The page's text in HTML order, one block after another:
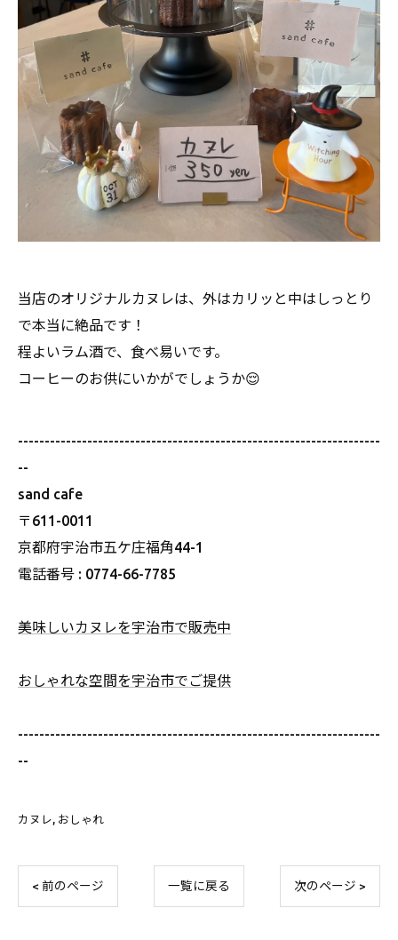
当店のオリジナルカヌレは、外はカリッと中はしっとり
で本当に絶品です！
程よいラム酒で、食べ易いです。
コーヒーのお供にいかがでしょうか😌
--------------------------------------------------------------------
--
sand cafe
〒611-0011
京都府宇治市五ケ庄福角44-1
電話番号 : 0774-66-7785
美味しいカヌレを宇治市で販売中
おしゃれな空間を宇治市でご提供
--------------------------------------------------------------------
--
カヌレ おしゃれ
< 前のページ 一覧に戻る 次のページ >